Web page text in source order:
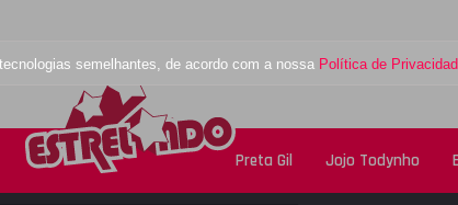
semelhantes, de acordo com a nossa Política de
Preta Gil Jojo Todynho